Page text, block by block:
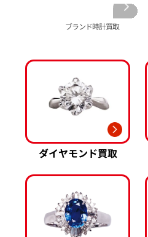
大判･小判 買取
ホワイトゴールド 買取
金コンビ 買取
プラチナ 買取
プラチナインゴット 買取
Pt950 買取
Pt850 買取
Pt&Pm 買取
銀･シルバー 買取
パラジウム 買取
グッチ 買取
買取可能な商品をもっと見
タグ・ホイヤー 買取
買取
ブライトリング
買取
ヴァシュロン・コンスタ
ゾーネ 買取
パネライ 買取
ブルガリ 買取
フランク ミュラー 買取
IWC 買取
買取可能な商品をもっと見
ブランド時計買取
ダイヤモンド買取